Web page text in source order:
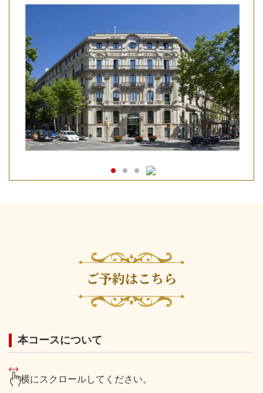
ご予約はこちら
本コースについて
横にスクロールしてください。